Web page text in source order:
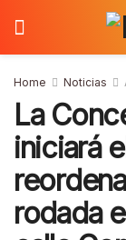
Home Noticias
La
iniciará
rodada